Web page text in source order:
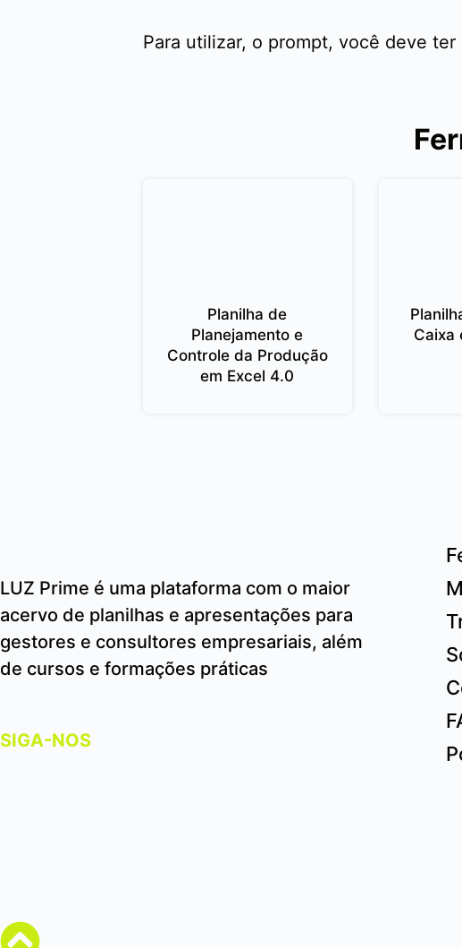
Para utilizar, o prompt, você deve
Planilha de
Planejamento e
Controle da Produção
em Excel 4.0
Caixa
LUZ Prime é uma plataforma com o maior
acervo de planilhas e apresentações para
gestores e consultores empresariais, além
de cursos e formações práticas
SIGA-NOS